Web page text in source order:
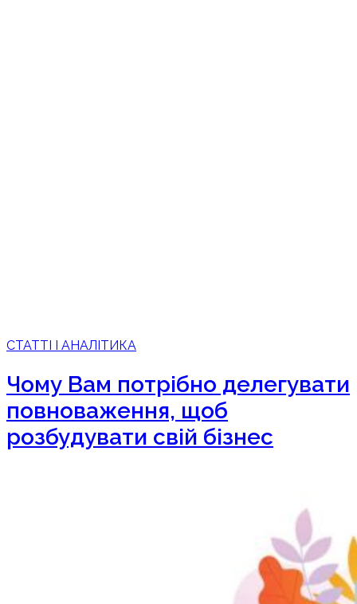
СТАТТІ І АНАЛІТИКА
Чому Вам потрібно делегувати
повноваження, щоб
розбудувати свій бізнес